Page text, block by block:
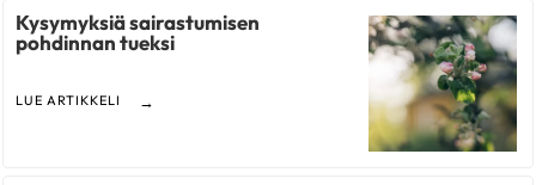
Kysymyksiä sairastumisen
pohdinnan tueksi
LUE ARTIKKELI